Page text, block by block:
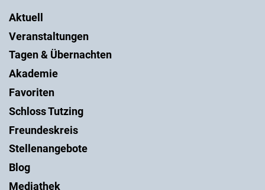
Aktuell
Veranstaltungen
Tagen & Übernachten
Akademie
Favoriten
Schloss Tutzing
Freundeskreis
Stellenangebote
Blog
Mediathek